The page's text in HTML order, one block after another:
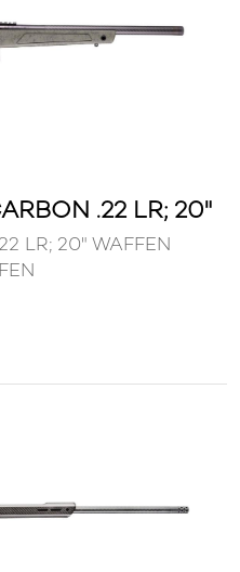
.22 LR; 20"
LR; 20" WAFFEN